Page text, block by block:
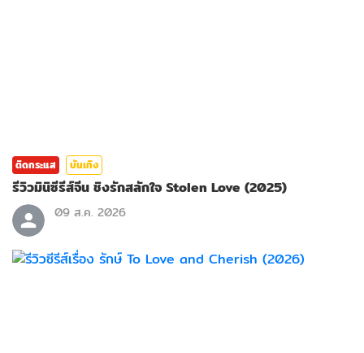
ติดกระแส บันเทิง
รีวิวมินิซีรีส์จีน ชิงรักสลักใจ Stolen Love (2025)
09 ส.ค. 2026